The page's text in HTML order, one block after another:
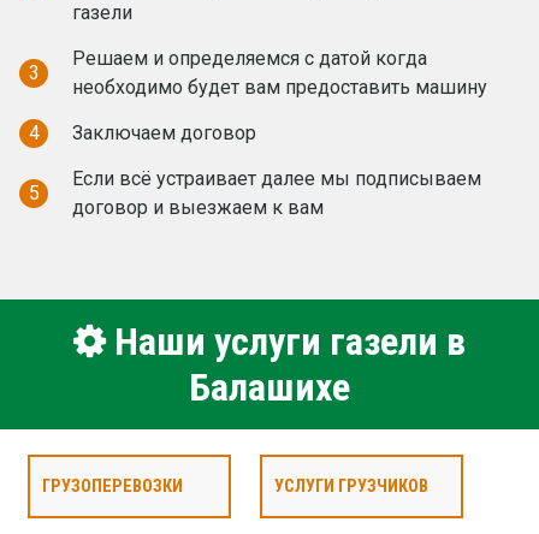
газели
3
Решаем и определяемся с датой когда
необходимо будет вам предоставить машину
4
Заключаем договор
5
Если всё устраивает далее мы подписываем
договор и выезжаем к вам
Наши услуги газели в
Балашихе
ГРУЗОПЕРЕВОЗКИ УСЛУГИ ГРУЗЧИКОВ